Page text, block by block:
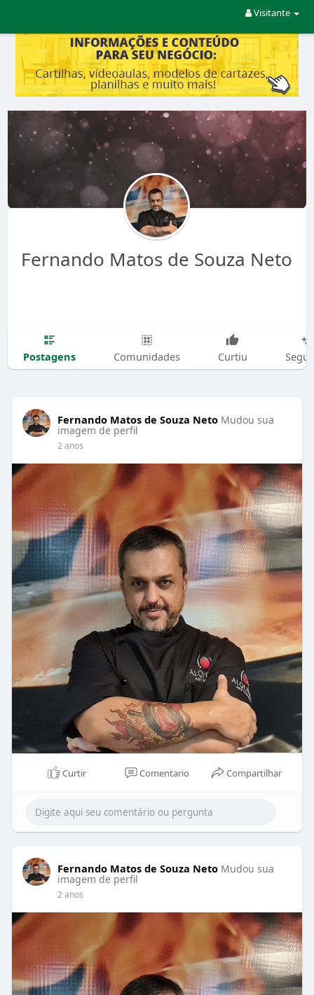
Visitante
Fernando Matos de Souza Neto
Postagens Comunidades Curtiu
Fernando Matos de Souza Neto Mudou sua
imagem de perfil
2 anos
Curtir Comentario Compartilhar
Fernando Matos de Souza Neto Mudou sua
imagem de perfil
2 anos